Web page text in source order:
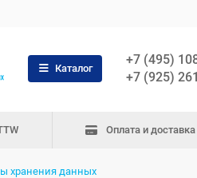
Каталог
+7 (495)
+7 (925)
Оплата и доставка
хранения данных